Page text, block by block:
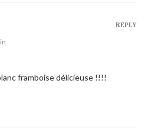
framboise délicieuse !!!!
REPLY